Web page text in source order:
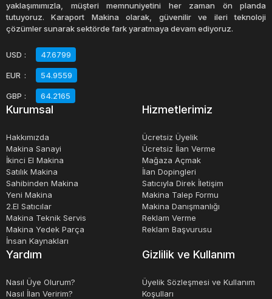
yaklaşımımızla, müşteri memnuniyetini her zaman ön planda
tutuyoruz. Karaport Makina olarak, güvenilir ve ileri teknoloji
çözümler sunarak sektörde fark yaratmaya devam ediyoruz.
USD : 47.6799
EUR : 54.9559
GBP : 64.2165
Kurumsal
Hakkımızda
Makina Sanayi
İkinci El Makina
Satılık Makina
Sahibinden Makina
Yeni Makina
2.El Satıcılar
Makina Teknik Servis
Makina Yedek Parça
İnsan Kaynakları
Hizmetlerimiz
Ücretsiz Üyelik
Ücretsiz İlan Verme
Mağaza Açmak
İlan Dopingleri
Satıcıyla Direk İletişim
Makina Talep Formu
Makina Danışmanlığı
Reklam Verme
Reklam Başvurusu
Yardım
Nasıl Üye Olurum?
Nasıl İlan Veririm?
Gizlilik ve Kullanım
Üyelik Sözleşmesi ve Kullanım
Koşulları